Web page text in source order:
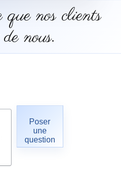
que nos clients
nous.
Poser
une
question